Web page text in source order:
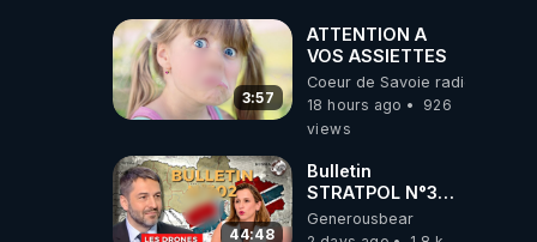
3:57
ATTENTION A
VOS ASSIETTES
Coeur de Savoie radioweb TV
18 hours ago
926
views
44:48
Bulletin
STRATPOL N°302.
Armée des
drones, MS-21 en
Generousbear